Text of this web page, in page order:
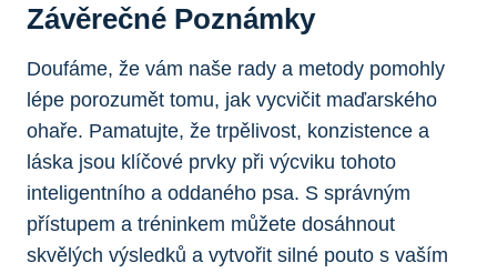
Závěrečné Poznámky
Doufáme, že vám naše rady a metody pomohly
lépe porozumět tomu, jak vycvičit maďarského
ohaře. Pamatujte, že trpělivost, konzistence a
láska jsou klíčové prvky při výcviku tohoto
inteligentního a oddaného psa. S správným
přístupem a tréninkem můžete dosáhnout
skvělých výsledků a vytvořit silné pouto s vaším